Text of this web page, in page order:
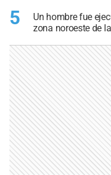
5
Un hombre fue
zona noroeste de